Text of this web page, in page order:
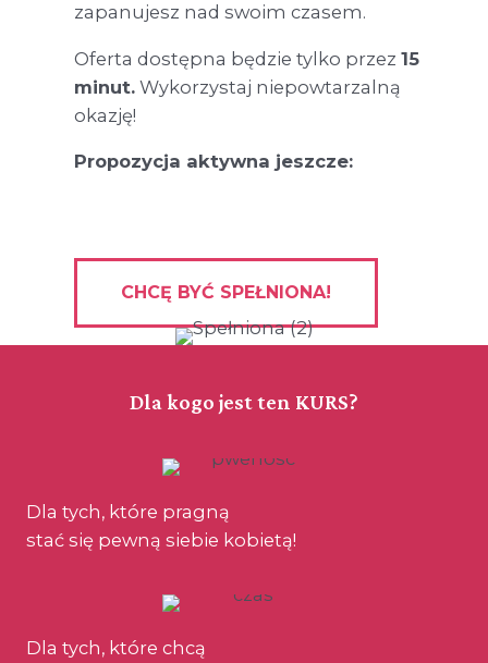
zapanujesz nad swoim czasem.
Oferta dostępna będzie tylko przez 15
minut. Wykorzystaj niepowtarzalną
okazję!
Propozycja aktywna jeszcze:
CHCĘ BYĆ SPEŁNIONA!
Dla kogo jest ten KURS?
Dla tych, które pragną
stać się pewną siebie kobietą!
Dla tych, które chcą